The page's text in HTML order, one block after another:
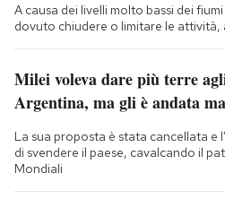
A causa dei livelli molto bassi dei
dovuto chiudere o limitare le attività,
Milei voleva dare più terre
Argentina, ma gli è andata
La sua proposta è stata cancellata e
di svendere il paese, cavalcando il
Mondiali